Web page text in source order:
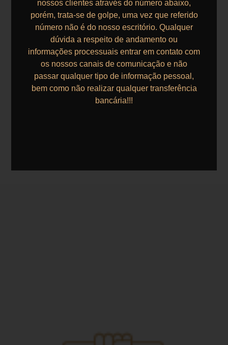
nossos clientes através do número abaixo,
porém, trata-se de golpe, uma vez que referido
número não é do nosso escritório. Qualquer
dúvida a respeito de andamento ou
informações processuais entrar em contato com
os nossos canais de comunicação e não
passar qualquer tipo de informação pessoal,
bem como não realizar qualquer transferência
bancária!!!